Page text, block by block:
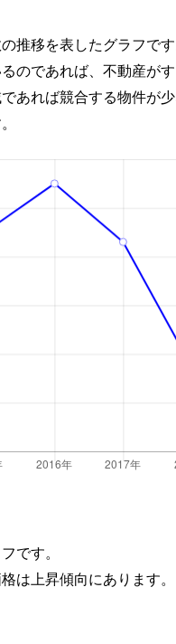
推移を表したグラフです
のであれば、不動産が
あれば競合する物件が
です。
は上昇傾向にあります。